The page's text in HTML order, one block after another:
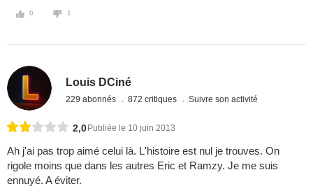
0 1
Louis DCiné
229 abonnés 872 critiques Suivre son activité
2,0 Publiée le 10 juin 2013
Ah j'ai pas trop aimé celui là. L'histoire est nul je trouves. On
rigole moins que dans les autres Eric et Ramzy. Je me suis
ennuyé. A éviter.